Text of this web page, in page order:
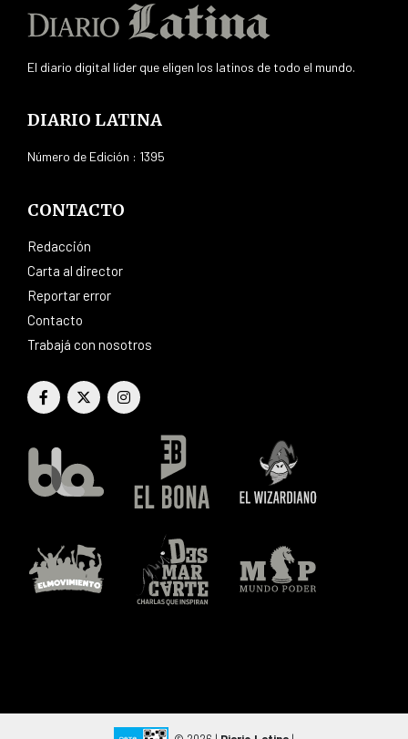
El diario digital líder que eligen los latinos de todo el mundo.
DIARIO LATINA
Número de Edición : 1395
CONTACTO
Redacción
Carta al director
Reportar error
Contacto
Trabajá con nosotros